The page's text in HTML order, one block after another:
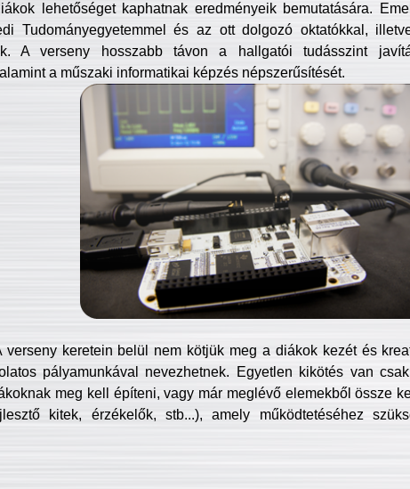
lehetőséget kaphatnak eredményeik bemutatására.
Tudományegyetemmel és az ott dolgozó oktatókkal,
A verseny hosszabb távon a hallgatói tudásszint
a műszaki informatikai képzés népszerűsítését.
verseny keretein belül nem kötjük meg a diákok kezét és
pályamunkával nevezhetnek. Egyetlen kikötés van
meg kell építeni, vagy már meglévő elemekből össze
kitek, érzékelők, stb...), amely működtetéséhez